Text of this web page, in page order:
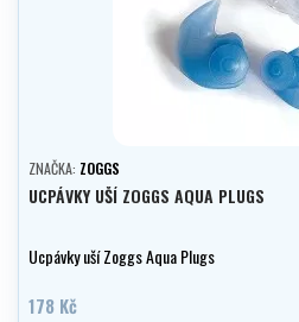
ZNAČKA: ZOGGS
UCPÁVKY UŠÍ ZOGGS AQUA PLUGS
Ucpávky uší Zoggs Aqua Plugs
178 Kč